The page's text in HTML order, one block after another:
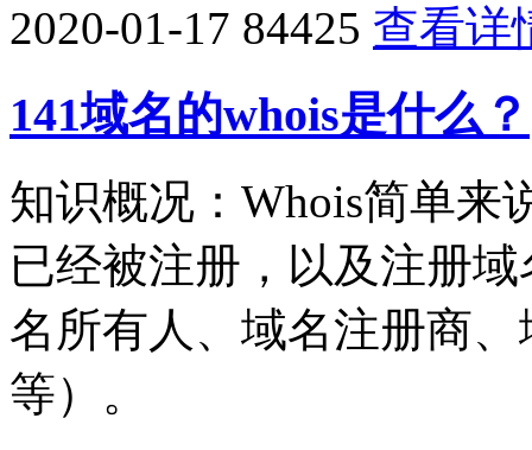
2020-01-17 84425 查看详
141域名的whois是什么？
知识概况：Whois简单来
已经被注册，以及注册
名所有人、域名注册商
等）。